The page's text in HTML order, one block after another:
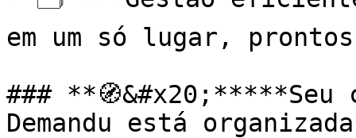
em um só lugar,
### **🧭&#x20;*****Seu
Demandu está